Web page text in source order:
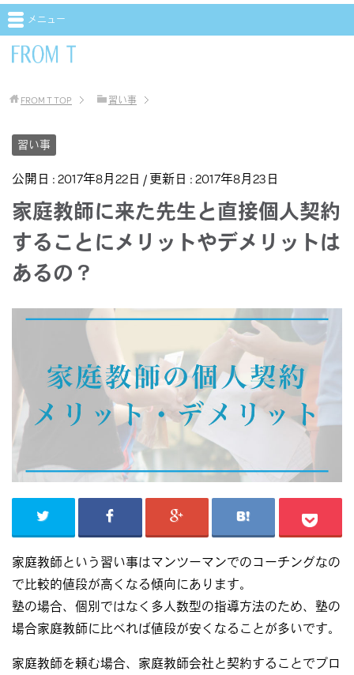
教育の現場に携わる専門家による教育メディアサイト【FROM T（フロムティー）】
メニュー
FROM TTOP 習い事
習い事
公開日 :2017年8月22日 / 更新日 :2017年8月23日
家庭教師に来た先生と直接個人契約
することにメリットやデメリットは
あるの？
家庭教師という習い事はマンツーマンでのコーチングなの
で比較的値段が高くなる傾向にあります。
塾の場合、個別ではなく多人数型の指導方法のため、塾の
場合家庭教師に比べれば値段が安くなることが多いです。
家庭教師を頼む場合、家庭教師会社と契約することでプロ